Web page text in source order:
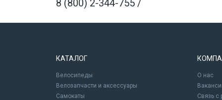
8 (800) 2-344-755 /
КАТАЛОГ
Велосипеды
Велозапчасти и аксессуары
Самокаты
О нас
Связь с